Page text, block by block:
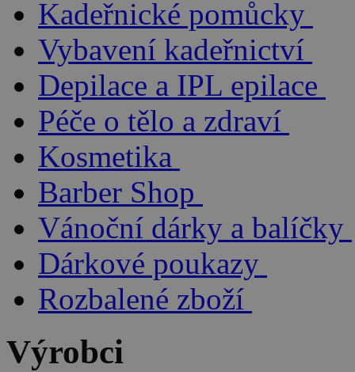
Kadeřnické pomůcky
Vybavení kadeřnictví
Depilace a IPL epilace
Péče o tělo a zdraví
Kosmetika
Barber Shop
Vánoční dárky a balíčky
Dárkové poukazy
Rozbalené zboží
Výrobci